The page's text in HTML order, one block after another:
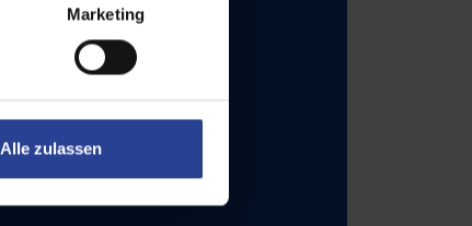
Marketing
Alle zulassen